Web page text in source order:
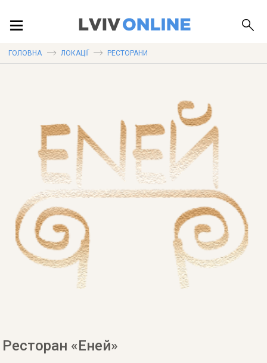
ПУБЛІКАЦІЇ
ДОВІДКА
ГОЛОВНА ЛОКАЦІЇ РЕСТОРАНИ
Ресторан «Еней»